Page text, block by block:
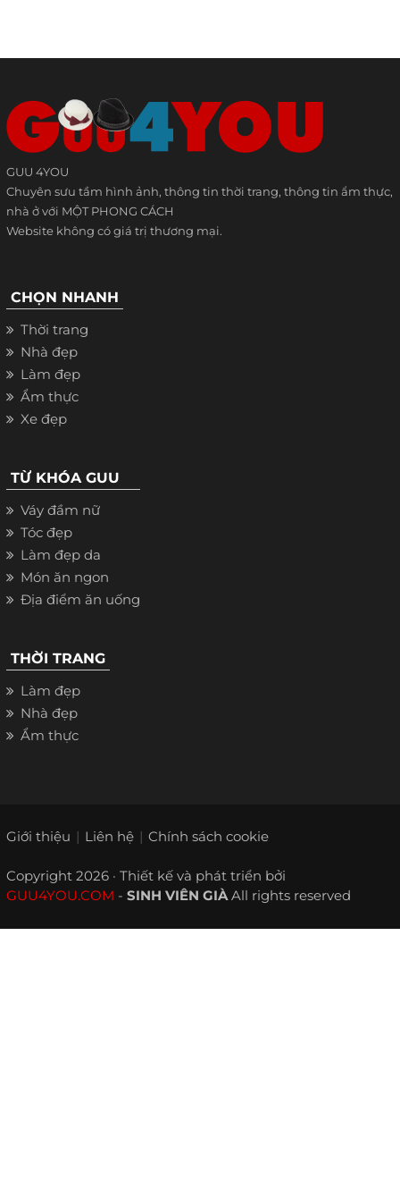
GUU 4YOU
Chuyên sưu tầm hình ảnh, thông tin thời trang, thông tin ẩm thực,
nhà ở với MỘT PHONG CÁCH
Website không có giá trị thương mại.
CHỌN NHANH
Thời trang
Nhà đẹp
Làm đẹp
Ẩm thực
Xe đẹp
TỪ KHÓA GUU
Váy đầm nữ
Tóc đẹp
Làm đẹp da
Món ăn ngon
Địa điểm ăn uống
THỜI TRANG
Làm đẹp
Nhà đẹp
Ẩm thực
Giới thiệu Liên hệ Chính sách cookie
Copyright 2026 · Thiết kế và phát triển bởi
GUU4YOU.COM - SINH VIÊN GIÀAll rights reserved